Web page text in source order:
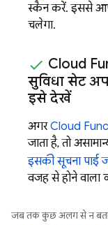
स्कैन करें. इससे
चलेगा.
Cloud
सुविधा सेट
इसे देखें
अगरCloud
जाता है, तो
इसकी सूचना पाई
वजह से होने वाला
जब तक कुछ अलग से न